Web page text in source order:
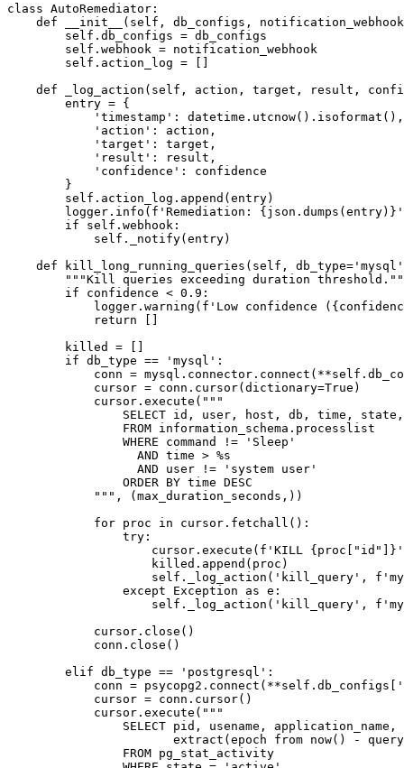
class AutoRemediator:
def __init__(self, db_configs,
        self.db_configs = db_configs
        self.webhook = notification_webhook
        self.action_log = []
def _log_action(self, action, target, result,
        entry = {
            'timestamp': datetime.utcnow().isoformat(),
            'action': action,
            'target': target,
            'result': result,
            'confidence': confidence
        }
        self.action_log.append(entry)
logger.info(f'Remediation:
        if self.webhook:
            self._notify(entry)
def kill_long_running_queries(self,
"""Kill queries exceeding duration
        if confidence < 0.9:
logger.warning(f'Low confidence
            return []
        killed = []
        if db_type == 'mysql':
conn =
            cursor = conn.cursor(dictionary=True)
            cursor.execute("""
SELECT id, user, host, db, time,
                FROM information_schema.processlist
                WHERE command != 'Sleep'
                  AND time > %s
                  AND user != 'system user'
                ORDER BY time DESC
            """, (max_duration_seconds,))
            for proc in cursor.fetchall():
                try:
cursor.execute(f'KILL
                    killed.append(proc)
self._log_action('kill_query',
                except Exception as e:
self._log_action('kill_query',
            cursor.close()
            conn.close()
        elif db_type == 'postgresql':
conn =
            cursor = conn.cursor()
            cursor.execute("""
SELECT pid, usename, application_name,
extract(epoch from now() -
                FROM pg_stat_activity